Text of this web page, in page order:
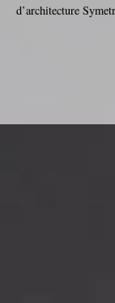
d’architecture